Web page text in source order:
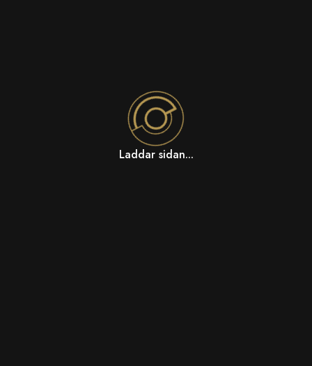
Laddar sidan...